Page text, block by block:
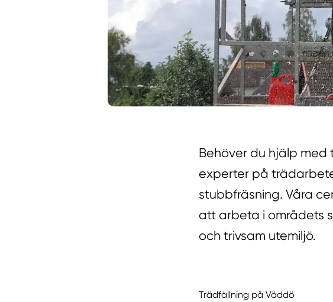
Behöver du hjälp med
experter på
stubbfräsning. Våra
att arbeta i områdets
och trivsam utemiljö.
Trädfällning på Väddö